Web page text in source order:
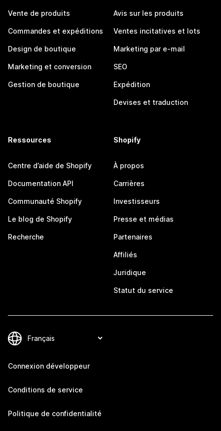
Vente de produits
Commandes et expéditions
Design de boutique
Marketing et conversion
Gestion de boutique
Avis sur les produits
Ventes incitatives et lots
Marketing par e-mail
SEO
Expédition
Devises et traduction
Ressources
Centre d’aide de Shopify
Documentation API
Communauté Shopify
Le blog de Shopify
Recherche
Shopify
À propos
Carrières
Investisseurs
Presse et médias
Partenaires
Affiliés
Juridique
Statut du service
Connexion développeur
Conditions de service
Politique de confidentialité